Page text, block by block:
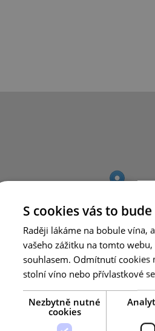
S cookies vás to
Raději lákáme na bobule vína,
vašeho zážitku na tomto
souhlasem. Odmítnutí cookies
stolní víno nebo přívlastkové
Nezbytně nutné
cookies